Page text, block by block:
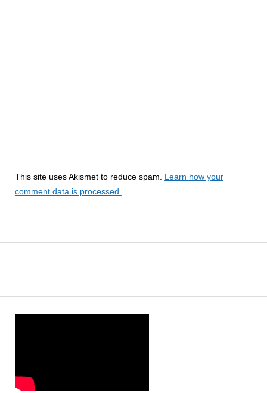
This site uses Akismet to reduce spam. Learn how your
comment data is processed.